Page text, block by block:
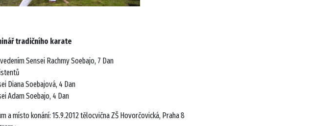
tradičního karate
Sensei Rachmy Soebajo, 7 Dan
Diana Soebajová, 4 Dan
Adam Soebajo, 4 Dan
a místo konání: 15.9.2012 tělocvična ZŠ Hovorčovická, Praha 8